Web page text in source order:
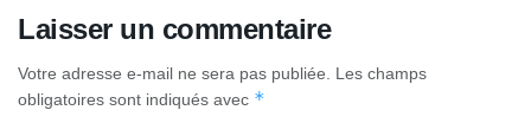
Laisser un commentaire
Votre adresse e-mail ne sera pas publiée. Les champs
obligatoires sont indiqués avec *